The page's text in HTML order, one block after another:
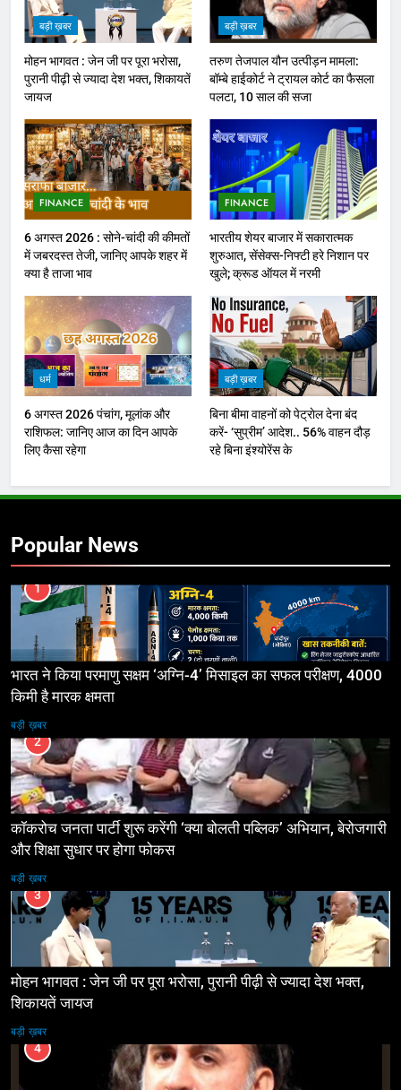
बड़ी ख़बर
मोहन भागवत : जेन जी पर पूरा भरोसा,
पुरानी पीढ़ी से ज्यादा देश भक्त, शिकायतें
जायज
बड़ी ख़बर
तरुण तेजपाल यौन उत्पीड़न मामला:
बॉम्बे हाईकोर्ट ने ट्रायल कोर्ट का फैसला
पलटा, 10 साल की सजा
FINANCE
6 अगस्त 2026 : सोने-चांदी की कीमतों
में जबरदस्त तेजी, जानिए आपके शहर में
क्या है ताजा भाव
FINANCE
भारतीय शेयर बाजार में सकारात्मक
शुरुआत, सेंसेक्स-निफ्टी हरे निशान पर
खुले; क्रूड ऑयल में नरमी
धर्म
6 अगस्त 2026 पंचांग, मूलांक और
राशिफल: जानिए आज का दिन आपके
लिए कैसा रहेगा
बड़ी ख़बर
बिना बीमा वाहनों को पेट्राेल देना बंद
करें- ‘सुप्रीम’ आदेश.. 56% वाहन दौड़
रहे बिना इंश्योरेंस के
Popular News
1
भारत ने किया परमाणु सक्षम ‘अग्नि-4’ मिसाइल का सफल परीक्षण, 4000
किमी है मारक क्षमता
बड़ी ख़बर
2
कॉकरोच जनता पार्टी शुरू करेंगी ‘क्या बोलती पब्लिक’ अभियान, बेरोजगारी
और शिक्षा सुधार पर होगा फोकस
बड़ी ख़बर
3
मोहन भागवत : जेन जी पर पूरा भरोसा, पुरानी पीढ़ी से ज्यादा देश भक्त,
शिकायतें जायज
बड़ी ख़बर
4